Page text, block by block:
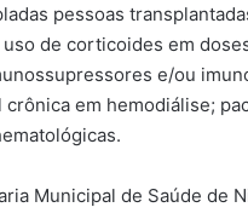
pessoas
de corticoides em
e/ou
em hemodiálise;
Municipal de Saúde de